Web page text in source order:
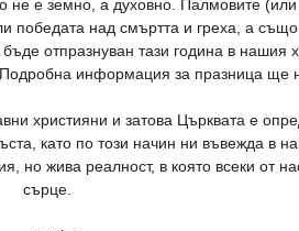
не е земно, а духовно. Палмовите
победата над смъртта и греха, а
отпразнуван тази година в нашия
Подробна информация за празница ще
християни и затова Църквата е
като по този начин ни въвежда в
но жива реалност, в която всеки от
сърце.